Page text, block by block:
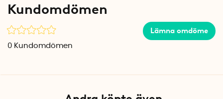
svalna innan du lägger undan den. Praktiskt när man har
Mått: 12,1 x 12,1 x 15,2 cm
Kundomdömen
Lämna omdöme
0 Kundomdömen